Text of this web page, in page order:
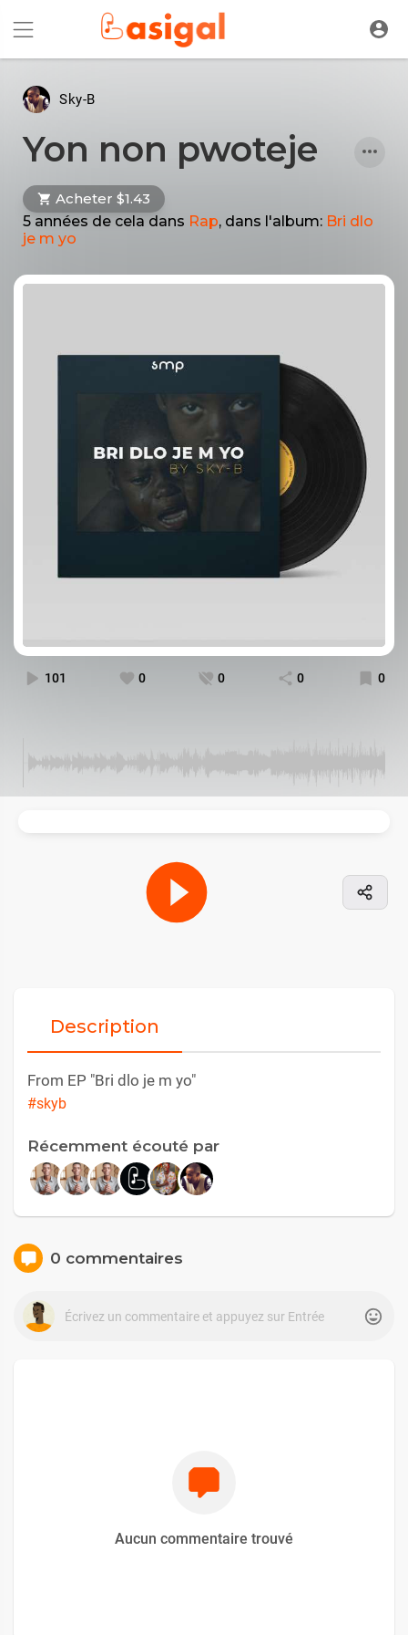
Sky-B
Yon non pwoteje
Acheter $1.43
5 années de cela dans Rap, dans l'album: Bri dlo
je m yo
101 0 0 0 0
Description
From EP "Bri dlo je m yo"
#skyb
Récemment écouté par
0 commentaires
Aucun commentaire trouvé